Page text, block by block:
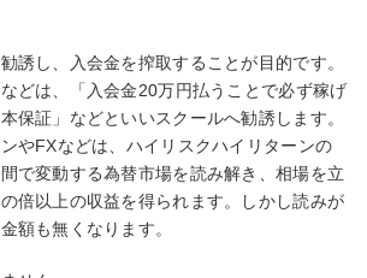
誘し、入会金を搾取することが目的です。
どは、「入会金20万円払うことで必ず稼げ
保証」などといいスクールへ勧誘します。
やFXなどは、ハイリスクハイリターンの
で変動する為替市場を読み解き、相場を立
倍以上の収益を得られます。しかし読みが
額も無くなります。